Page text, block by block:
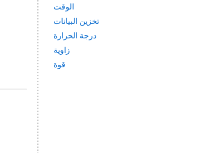
الوقت
تخزين البيانات
درجة الحرارة
زاوية
قوة